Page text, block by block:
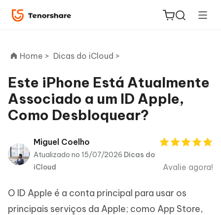
ReiBoot
for iOS
PDNob
PDF
Editor
Novo
iAnyGo
Home > Dicas do iCloud >
Este iPhone Está Atualmente
Associado a um ID Apple,
Como Desbloquear?
Miguel Coelho
Atualizado no 15/07/2026 Dicas do
iCloud
Avalie agora!
O ID Apple é a conta principal para usar os
principais serviços da Apple; como App Store,